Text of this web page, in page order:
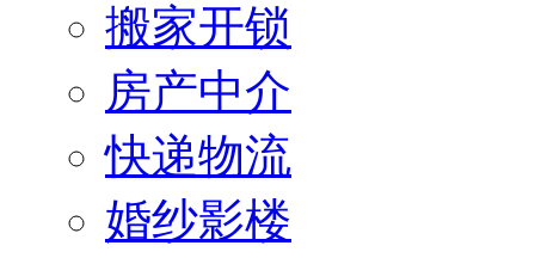
搬家开锁
房产中介
快递物流
婚纱影楼